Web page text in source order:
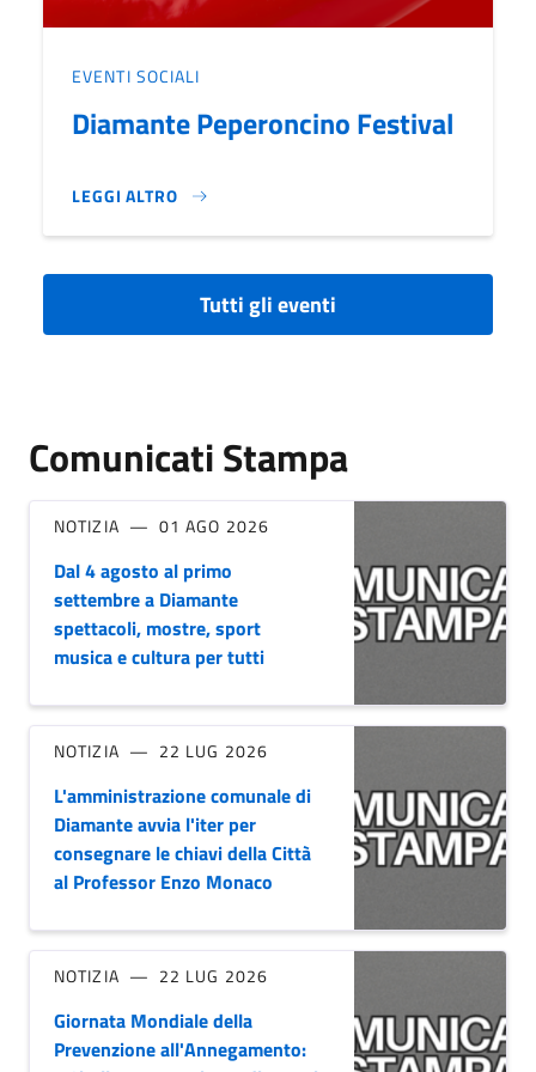
EVENTI SOCIALI
Diamante Peperoncino Festival
LEGGI ALTRO
DIAMANTE PEPERONCINO FESTIVAL}
Tutti gli eventi
Comunicati Stampa
NOTIZIA 01 AGO 2026
Dal 4 agosto al primo
settembre a Diamante
spettacoli, mostre, sport
musica e cultura per tutti
NOTIZIA 22 LUG 2026
L'amministrazione comunale di
Diamante avvia l'iter per
consegnare le chiavi della Città
al Professor Enzo Monaco
NOTIZIA 22 LUG 2026
Giornata Mondiale della
Prevenzione all'Annegamento: